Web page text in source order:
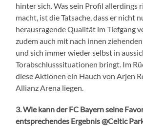
hinter sich. Was sein Profil allerdings
macht, ist die Tatsache, dass er nicht
herausragende Qualität im Tiefgang
zudem auch mit nach innen
und sich immer wieder selbst in
Torabschlusssituationen bringt. Im
diese Aktionen ein Hauch von Arjen
Allianz Arena liegen.
3. Wie kann der FC Bayern seine
entsprechendes Ergebnis @Celtic